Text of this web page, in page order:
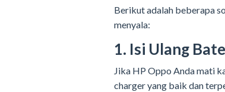
Berikut adalah beberapa
menyala:
1. Isi Ulang
Jika HP Oppo Anda mati
charger yang baik dan